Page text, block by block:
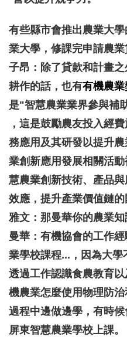
有些縣市會推出農業大
業大學，修課完申請農業
子昂：除了貸款和計畫
耕作的話，也有有機農
是"智慧農業業界參與補
，這是鼓勵農友投入經
務應用及其研發以提升
業創新應用發展相關活
慧農業創新技術、產品
效應，提升產業價值鏈的
雅文：那曼華你的農業
曼華：有機協會的工作
業學校課程...，因為大
透過工作認識食農教育
機農業怎麼使用物理防
過程中邊做邊學，有時
屏東智慧農業學校上課。